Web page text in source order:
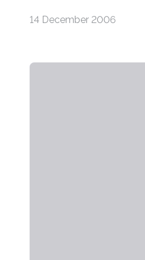
14 December 2006